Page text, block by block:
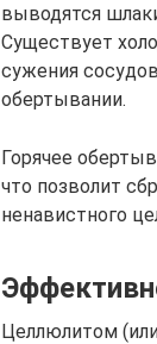
выводятся
Существует
сужения
обертывании.
Горячее
что позволит
ненавистного
Целлюлитом